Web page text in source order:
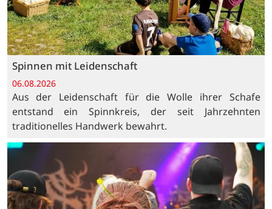
Spinnen mit Leidenschaft
06.08.2026
Aus der Leidenschaft für die Wolle ihrer Schafe
entstand ein Spinnkreis, der seit Jahrzehnten
traditionelles Handwerk bewahrt.